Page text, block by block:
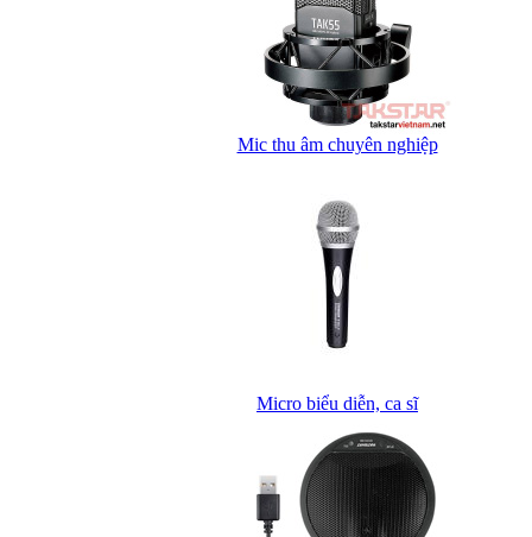
Mic thu âm chuyên nghiệp
Micro biểu diễn, ca sĩ